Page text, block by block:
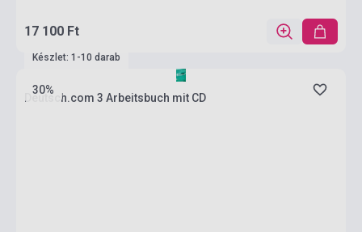
17 100 Ft
30%
Készlet: 1-10 darab
Deutsch.com 3 Arbeitsbuch mit CD